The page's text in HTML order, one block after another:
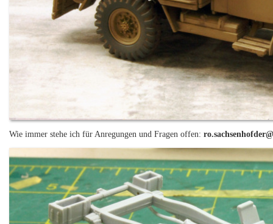
Wie immer stehe ich für Anregungen und Fragen offen: